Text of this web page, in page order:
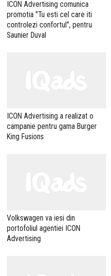
ICON Advertising comunica
promotia "Tu esti cel care iti
controlezi confortul", pentru
Saunier Duval
ICON Advertising a realizat o
campanie pentru gama Burger
King Fusions
Volkswagen va iesi din
portofoliul agentiei ICON
Advertising